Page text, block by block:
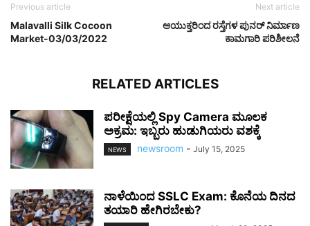
Previous article
Malavalli Silk Cocoon
Market-03/03/2022
Next article
ಆಯುಕ್ತರಿಂದ ರಸ್ತೆಗಳ ಪುನರ್ ನಿರ್ಮಾಣ
ಕಾಮಗಾರಿ ಪರಿಶೀಲನೆ
RELATED ARTICLES
ಪರೀಕ್ಷೆಯಲ್ಲಿ Spy Camera ಮೂಲಕ
ಅಕ್ರಮ: ಇಬ್ಬರು ಹುಡುಗಿಯರು ವಶಕ್ಕೆ
NEWS newsroom - July 15, 2025
ನಾಳೆಯಿಂದ SSLC Exam: ಕೊನೆಯ ದಿನದ
ತಯಾರಿ ಹೇಗಿರಬೇಕು?